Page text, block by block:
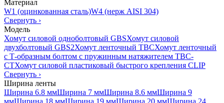
Материал
W1 (оцинкованная сталь)W4 (нерж AISI 304)
Свернуть ›
Модель
Хомут силовой одноболтовый GBSХомут силовой
двухболтовый GBS2Хомут ленточный TBCХомут ленточный
с Т-образным болтом с пружинным натяжителем TBC-
CTХомут силовой пластиковый быстрого крепления CLIP
Свернуть ›
Ширина ленты
Ширина 6.8 ммШирина 7 ммШирина 8.6 ммШирина 9
ммШирина 18 ммШирина 19 ммШирина 20 ммШирина 24